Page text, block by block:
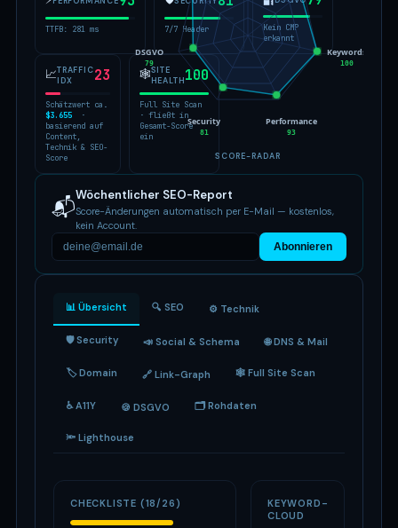
TTFB: 281 ms 7/7 Header
Kein CMP
erkannt
📈TRAFFIC
IDX
23
Schätzwert ca.
$3.655 ·
basierend auf
Content,
Technik & SEO-
Score
🕸SITE
HEALTH100
Full Site Scan
· fließt in
Gesamt-Score
ein
Keywords
100
Performance
93
Security
81
DSGVO
79
SCORE-RADAR
📬Wöchentlicher SEO-Report
Score-Änderungen automatisch per E-Mail — kostenlos,
kein Account.
Abonnieren
📊 Übersicht 🔍 SEO ⚙️ Technik
🛡 Security 📣 Social & Schema 🌐 DNS & Mail
🏷 Domain 🔗 Link-Graph 🕸 Full Site Scan
♿ A11Y 🍪 DSGVO 🗂 Rohdaten
🔦 Lighthouse
CHECKLISTE (18/26)
KEYWORD-
CLOUD